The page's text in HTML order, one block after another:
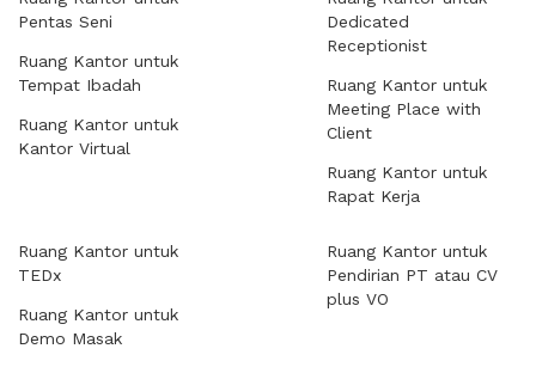
Pentas Seni
Ruang Kantor untuk
Tempat Ibadah
Ruang Kantor untuk
Kantor Virtual
Dedicated
Receptionist
Ruang Kantor untuk
Meeting Place with
Client
Ruang Kantor untuk
Rapat Kerja
Ruang Kantor untuk
TEDx
Ruang Kantor untuk
Demo Masak
Ruang Kantor untuk
Pendirian PT atau CV
plus VO